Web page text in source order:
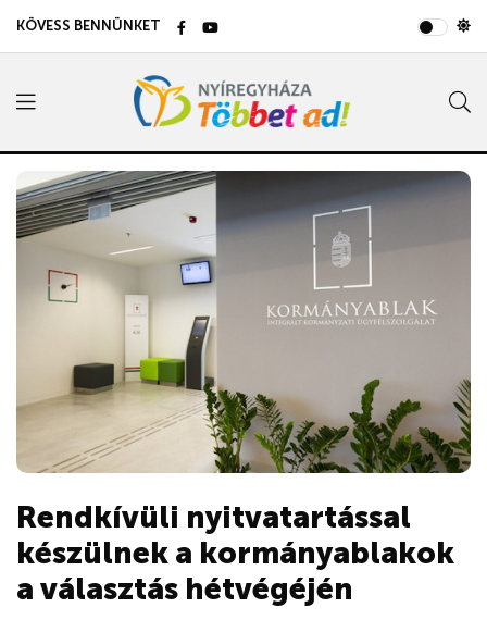
KÖVESS BENNÜNKET
Rendkívüli nyitvatartással
készülnek a kormányablakok
a választás hétvégéjén